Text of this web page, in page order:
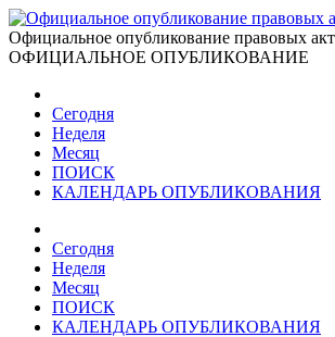
Официальное опубликование правовых
ОФИЦИАЛЬНОЕ ОПУБЛИКОВАНИЕ
Сегодня
Неделя
Месяц
ПОИСК
КАЛЕНДАРЬ ОПУБЛИКОВАНИЯ
Сегодня
Неделя
Месяц
ПОИСК
КАЛЕНДАРЬ ОПУБЛИКОВАНИЯ